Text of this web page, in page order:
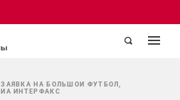
ЗАЯВКА НА БОЛЬШОЙ ФУТБОЛ,
ИА ИНТЕРФАКС